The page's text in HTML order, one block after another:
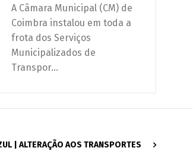
A Câmara Municipal (CM) de
Coimbra instalou em toda a
frota dos Serviços
Municipalizados de
Transpor...
| ALTERAÇÃO AOS TRANSPORTES